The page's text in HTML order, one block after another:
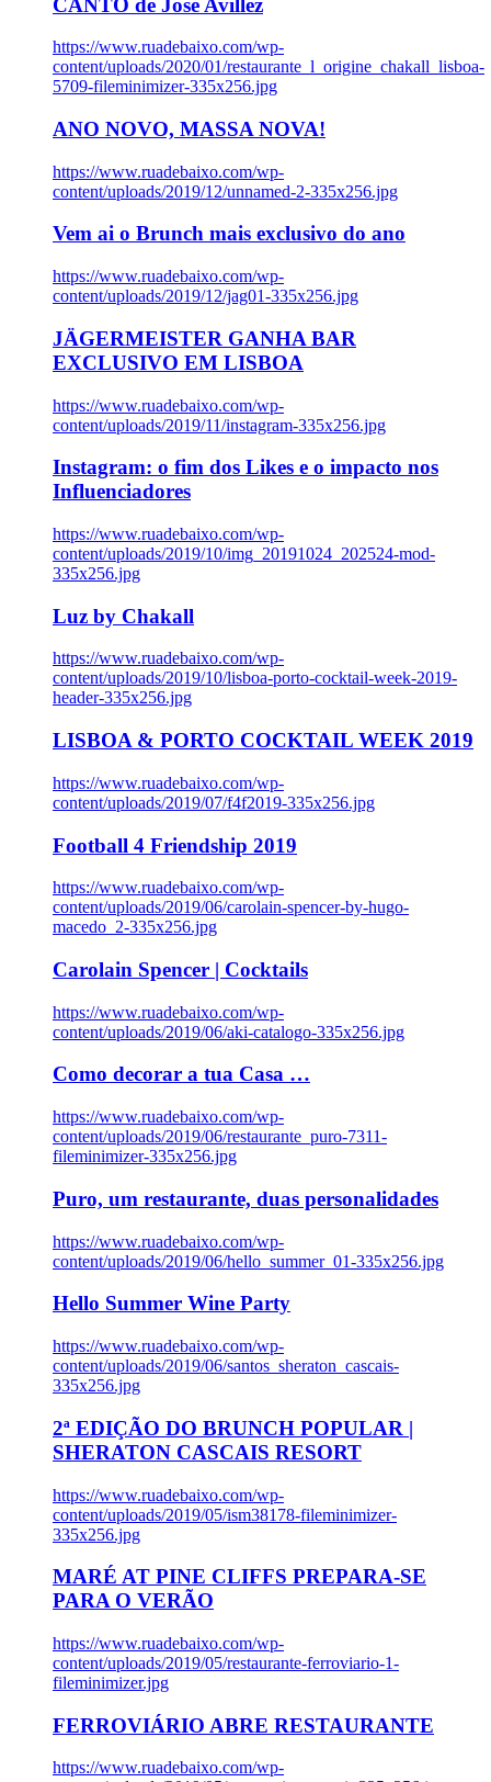
https://www.ruadebaixo.com/wp-
content/uploads/2020/01/restaurante_l_origine_chakall_lisboa-
5709-fileminimizer-335x256.jpg
ANO NOVO, MASSA NOVA!
https://www.ruadebaixo.com/wp-
content/uploads/2019/12/unnamed-2-335x256.jpg
Vem ai o Brunch mais exclusivo do ano
https://www.ruadebaixo.com/wp-
content/uploads/2019/12/jag01-335x256.jpg
JÄGERMEISTER GANHA BAR
EXCLUSIVO EM LISBOA
https://www.ruadebaixo.com/wp-
content/uploads/2019/11/instagram-335x256.jpg
Instagram: o fim dos Likes e o impacto nos
Influenciadores
https://www.ruadebaixo.com/wp-
content/uploads/2019/10/img_20191024_202524-mod-
335x256.jpg
Luz by Chakall
https://www.ruadebaixo.com/wp-
content/uploads/2019/10/lisboa-porto-cocktail-week-2019-
header-335x256.jpg
LISBOA & PORTO COCKTAIL WEEK 2019
https://www.ruadebaixo.com/wp-
content/uploads/2019/07/f4f2019-335x256.jpg
Football 4 Friendship 2019
https://www.ruadebaixo.com/wp-
content/uploads/2019/06/carolain-spencer-by-hugo-
macedo_2-335x256.jpg
Carolain Spencer | Cocktails
https://www.ruadebaixo.com/wp-
content/uploads/2019/06/aki-catalogo-335x256.jpg
Como decorar a tua Casa …
https://www.ruadebaixo.com/wp-
content/uploads/2019/06/restaurante_puro-7311-
fileminimizer-335x256.jpg
Puro, um restaurante, duas personalidades
https://www.ruadebaixo.com/wp-
content/uploads/2019/06/hello_summer_01-335x256.jpg
Hello Summer Wine Party
https://www.ruadebaixo.com/wp-
content/uploads/2019/06/santos_sheraton_cascais-
335x256.jpg
2ª EDIÇÃO DO BRUNCH POPULAR |
SHERATON CASCAIS RESORT
https://www.ruadebaixo.com/wp-
content/uploads/2019/05/ism38178-fileminimizer-
335x256.jpg
MARÉ AT PINE CLIFFS PREPARA-SE
PARA O VERÃO
https://www.ruadebaixo.com/wp-
content/uploads/2019/05/restaurante-ferroviario-1-
fileminimizer.jpg
FERROVIÁRIO ABRE RESTAURANTE
https://www.ruadebaixo.com/wp-